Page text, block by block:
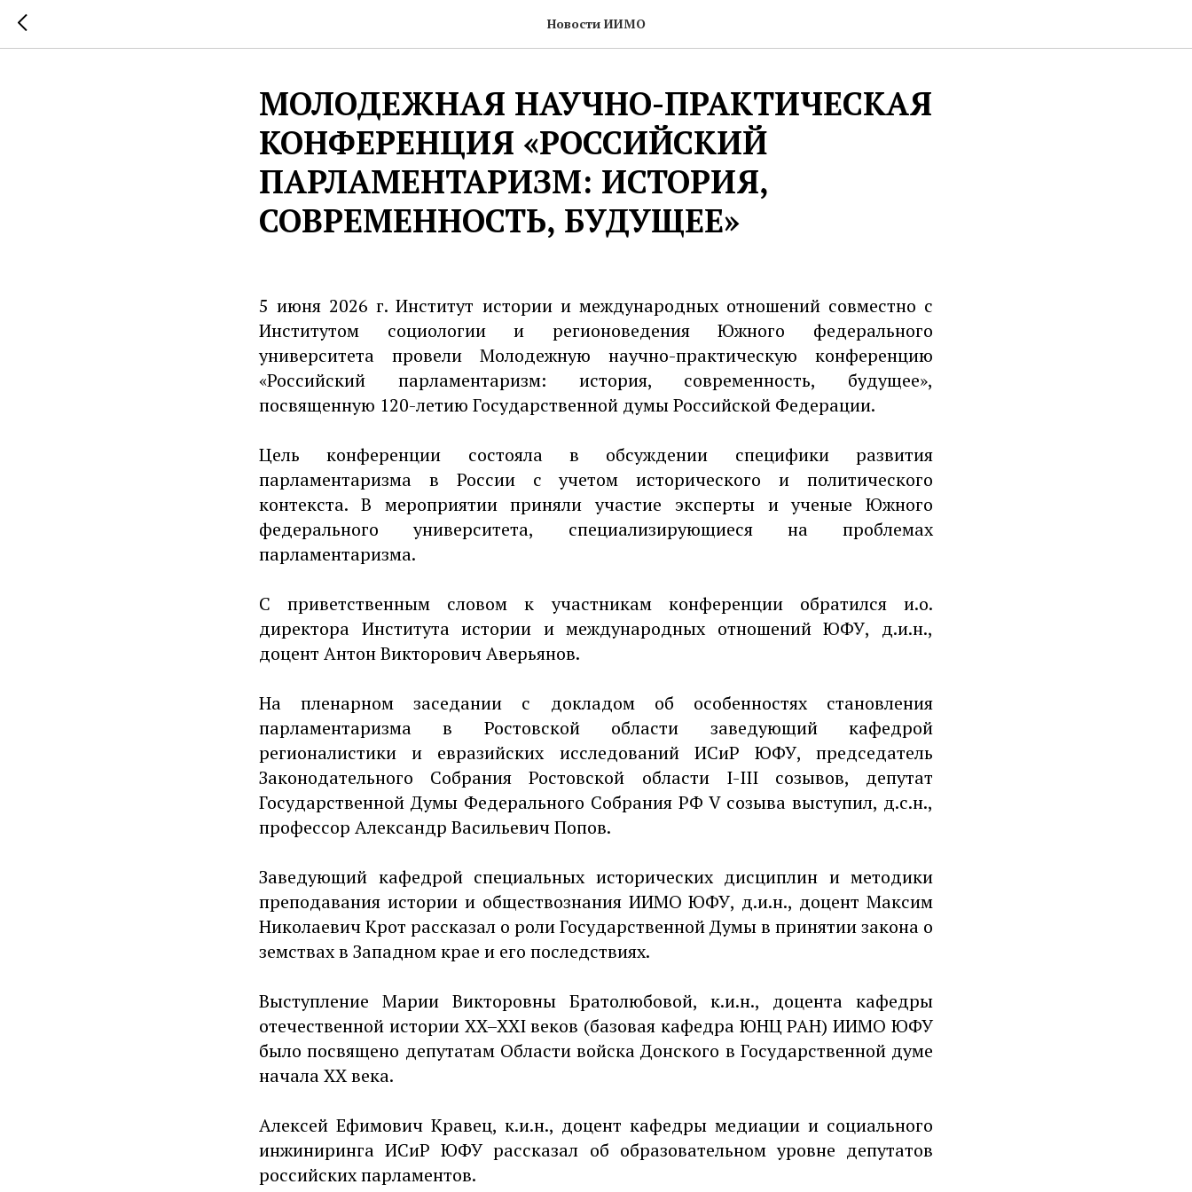
Новости ИИМО
МОЛОДЕЖНАЯ НАУЧНО-ПРАКТИЧЕСКАЯ
КОНФЕРЕНЦИЯ «РОССИЙСКИЙ
ПАРЛАМЕНТАРИЗМ: ИСТОРИЯ,
СОВРЕМЕННОСТЬ, БУДУЩЕЕ»
5 июня 2026 г. Институт истории и международных отношений совместно с
Институтом социологии и регионоведения Южного федерального
университета провели Молодежную научно-практическую конференцию
«Российский парламентаризм: история, современность, будущее»,
посвященную 120-летию Государственной думы Российской Федерации.
Цель конференции состояла в обсуждении специфики развития
парламентаризма в России с учетом исторического и политического
контекста. В мероприятии приняли участие эксперты и ученые Южного
федерального университета, специализирующиеся на проблемах
парламентаризма.
С приветственным словом к участникам конференции обратился и.о.
директора Института истории и международных отношений ЮФУ, д.и.н.,
доцент Антон Викторович Аверьянов.
На пленарном заседании с докладом об особенностях становления
парламентаризма в Ростовской области заведующий кафедрой
регионалистики и евразийских исследований ИСиР ЮФУ, председатель
Законодательного Собрания Ростовской области I-III созывов, депутат
Государственной Думы Федерального Собрания РФ V созыва выступил, д.с.н.,
профессор Александр Васильевич Попов.
Заведующий кафедрой специальных исторических дисциплин и методики
преподавания истории и обществознания ИИМО ЮФУ, д.и.н., доцент Максим
Николаевич Крот рассказал о роли Государственной Думы в принятии закона о
земствах в Западном крае и его последствиях.
Выступление Марии Викторовны Братолюбовой, к.и.н., доцента кафедры
отечественной истории XX–XXI веков (базовая кафедра ЮНЦ РАН) ИИМО ЮФУ
было посвящено депутатам Области войска Донского в Государственной думе
начала XX века.
Алексей Ефимович Кравец, к.и.н., доцент кафедры медиации и социального
инжиниринга ИСиР ЮФУ рассказал об образовательном уровне депутатов
российских парламентов.